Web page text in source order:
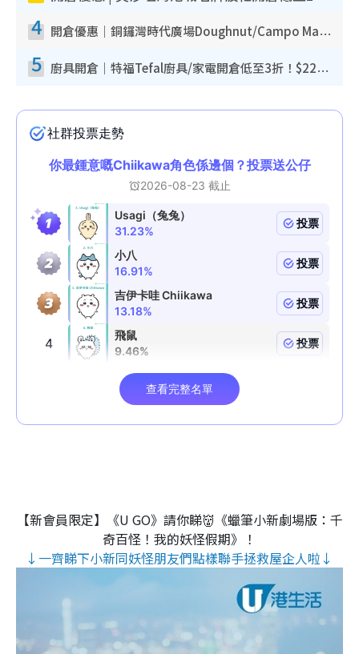
4 開倉優惠｜銅鑼灣時代廣場Doughnut/Campo Marzio開倉低至1折！背囊、書包、手袋劈價$200起
5 廚具開倉｜特福Tefal廚具/家電開倉低至3折！$220起買平底鍋/炒鑊/湯煲！電飯煲/吸塵機/燙斗$418起
【新會員限定】《U GO》請你睇👹《蠟筆小新劇場版：千
奇百怪！我的妖怪假期》！
↓一齊睇下小新同妖怪朋友們點樣聯手拯救屋企人啦↓